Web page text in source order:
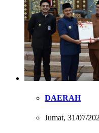
DAERAH
Jumat, 31/07/